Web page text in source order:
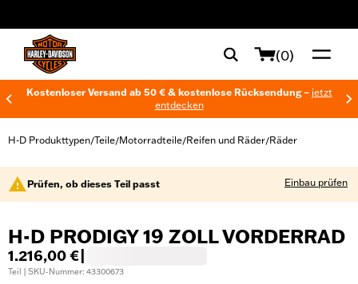
(0)
Kostenloser Versand ab 50 € & kostenlose Rücksendung – jetzt
entdecken
H-D Produkttypen/Teile/Motorradteile/Reifen und Räder/Räder
Prüfen, ob dieses Teil passt Einbau prüfen
H-D PRODIGY 19 ZOLL VORDERRAD
1.216,00 €
Teil | SKU-Nummer: 43300673